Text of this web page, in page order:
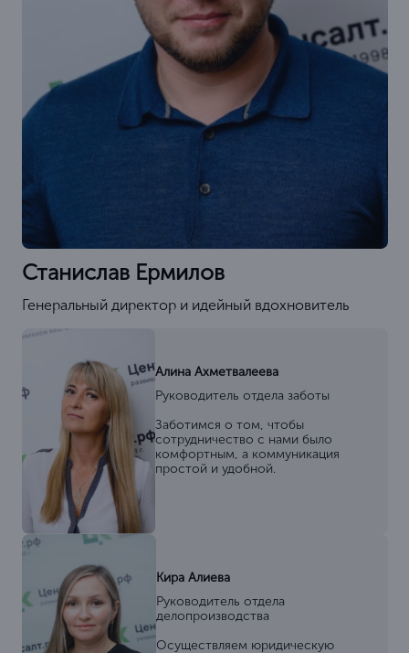
Станислав Ермилов
Генеральный директор и идейный вдохновитель
Алина Ахметвалеева
Руководитель отдела заботы
Заботимся о том, чтобы
сотрудничество с нами было
комфортным, а коммуникация
простой и удобной.
Кира Алиева
Руководитель отдела
делопроизводства
Осуществляем юридическую